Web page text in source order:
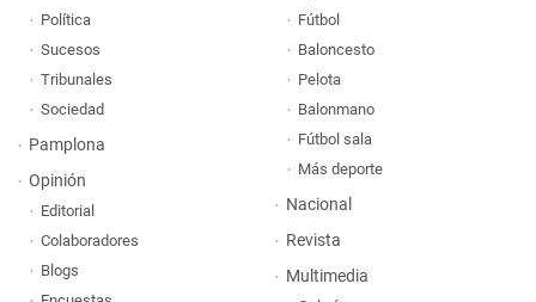
Política
Sucesos
Tribunales
Sociedad
Pamplona
Opinión
Editorial
Colaboradores
Blogs
Fútbol
Baloncesto
Pelota
Balonmano
Fútbol sala
Más deporte
Nacional
Revista
Multimedia